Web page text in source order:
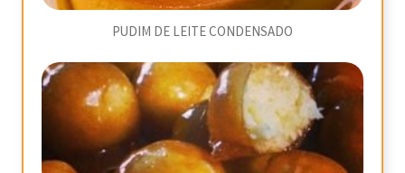
PUDIM DE LEITE CONDENSADO